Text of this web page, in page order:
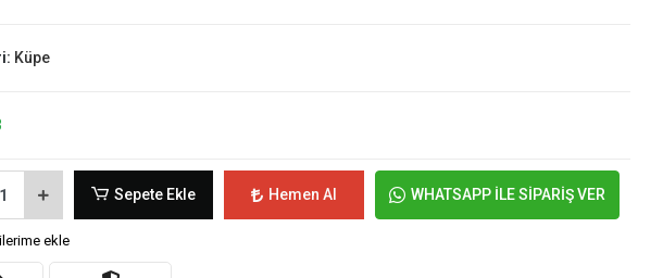
Küpe
Sepete Ekle Hemen Al WHATSAPP İLE SİPARİŞ VER
ekle